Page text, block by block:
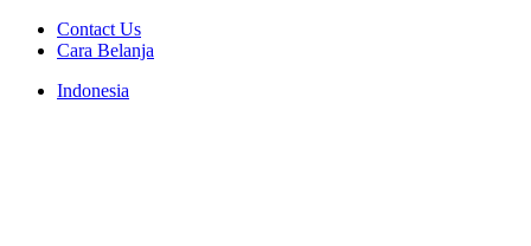
Contact Us
Cara Belanja
Indonesia